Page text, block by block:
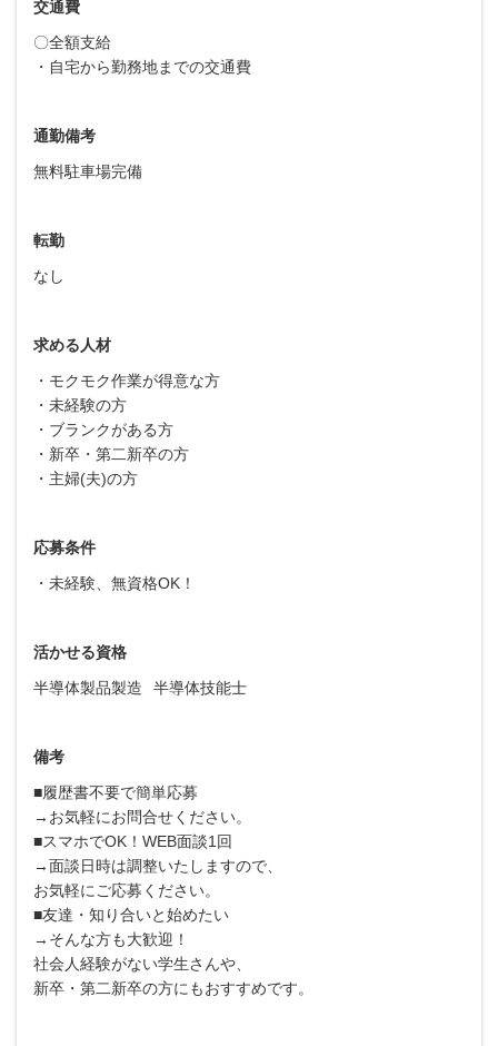
交通費
〇全額支給
・自宅から勤務地までの交通費
通勤備考
無料駐車場完備
転勤
なし
求める人材
・モクモク作業が得意な方
・未経験の方
・ブランクがある方
・新卒・第二新卒の方
・主婦(夫)の方
応募条件
・未経験、無資格OK！
活かせる資格
半導体製品製造
半導体技能士
備考
■履歴書不要で簡単応募
→お気軽にお問合せください。
■スマホでOK！WEB面談1回
→面談日時は調整いたしますので、
お気軽にご応募ください。
■友達・知り合いと始めたい
→そんな方も大歓迎！
社会人経験がない学生さんや、
新卒・第二新卒の方にもおすすめです。